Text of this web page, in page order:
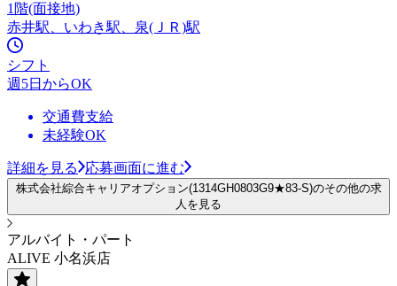
1階(面接地)
赤井駅、いわき駅、泉(ＪＲ)駅
シフト
週5日からOK
交通費支給
未経験OK
詳細を見る 応募画面に進む
株式会社綜合キャリアオプション(1314GH0803G9★83-S)のその他の求
人を見る
アルバイト・パート
ALIVE 小名浜店